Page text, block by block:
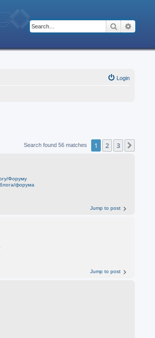
Search
Login
Search found 56 matches 1 2 3
Форуму
форума
Jump to post
Jump to post